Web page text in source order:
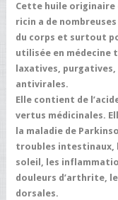
Cette huile originaire
ricin a de
du corps et surtout
utilisée en médecine
laxatives,
antivirales.
Elle contient de
vertus médicinales.
la maladie de
troubles intestinaux,
soleil, les
douleurs d’arthrite,
dorsales.